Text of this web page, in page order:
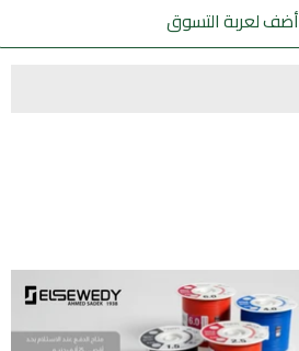
أضف لعربة التسوق